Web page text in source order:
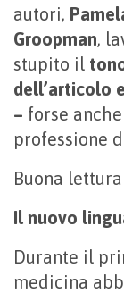
autori,
Groopman,
stupito il
dell’articolo
– forse
professione
Buona
Il nuovo
Durante il
medicina